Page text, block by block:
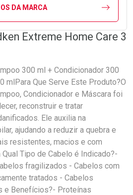
DA MARCA
Extreme Home Care 3
300 ml + Condicionador 300
mlPara Que Serve Este Produto?O
Condicionador e Máscara foi
reconstruir e tratar
Ele auxilia na
ajudando a reduzir a quebra e
resistentes, macios e com
Tipo de Cabelo é Indicado?-
fragilizados - Cabelos com
tratados - Cabelos
e Benefícios?- Proteínas